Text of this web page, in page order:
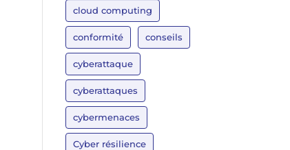
cloud computing
conformité conseils
cyberattaque
cyberattaques
cybermenaces
Cyber résilience